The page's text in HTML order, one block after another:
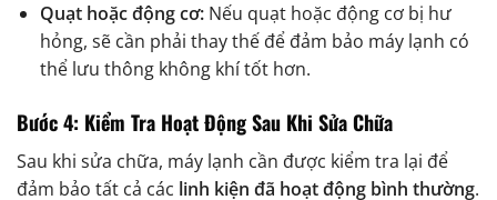
Quạt hoặc động cơ:Nếu quạt hoặc động cơ bị hư
hỏng, sẽ cần phải thay thế để đảm bảo máy lạnh có
thể lưu thông không khí tốt hơn.
Bước 4: Kiểm Tra Hoạt Động Sau Khi Sửa Chữa
Sau khi sửa chữa, máy lạnh cần được kiểm tra lại để
đảm bảo tất cả các linh kiện đã hoạt động bình thường.